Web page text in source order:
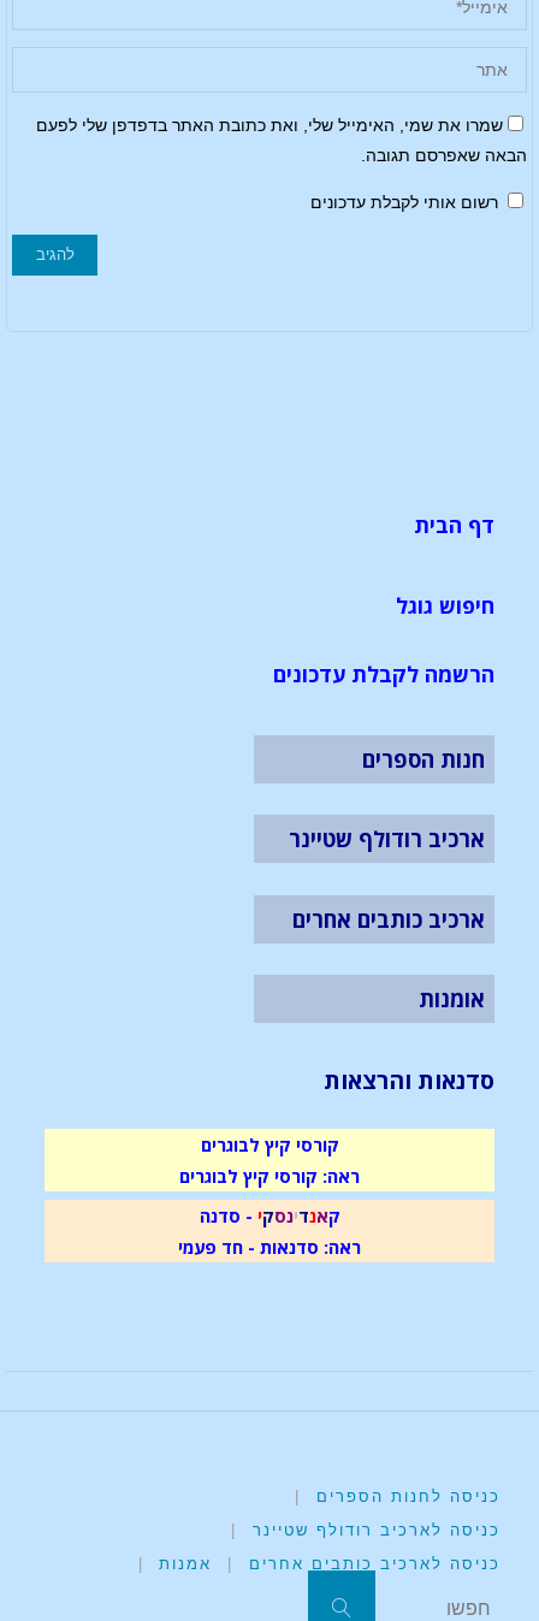
שמרו את שמי, האימייל שלי, ואת כתובת האתר בדפדפן שלי לפעם
הבאה שאפרסם תגובה.
רשום אותי לקבלת עדכונים
דף הבית
חיפוש גוגל
הרשמה לקבלת עדכונים
חנות הספרים
ארכיב רודולף שטיינר
ארכיב כותבים אחרים
אומנות
סדנאות והרצאות
קורסי קיץ לבוגרים
ראה: קורסי קיץ לבוגרים
קאנדינסקי - סדנה
ראה: סדנאות - חד פעמי
כניסה לחנות הספרים
כניסה לארכיב רודולף שטיינר
כניסה לארכיב כותבים אחרים
אמנות